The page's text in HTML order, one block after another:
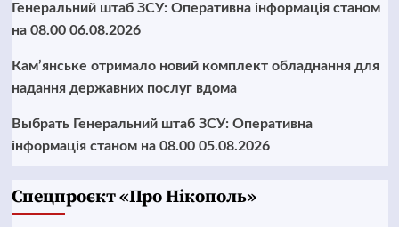
Генеральний штаб ЗСУ: Оперативна інформація станом
на 08.00 06.08.2026
Кам’янське отримало новий комплект обладнання для
надання державних послуг вдома
Выбрать Генеральний штаб ЗСУ: Оперативна
інформація станом на 08.00 05.08.2026
Cпецпроєкт «Про Нікополь»